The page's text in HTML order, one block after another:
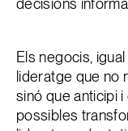
decisions
Els negocis,
lideratge que no
sinó que anticipi
possibles